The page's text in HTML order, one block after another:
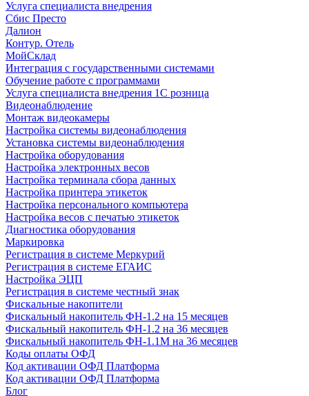
Услуга специалиста внедрения
Сбис Престо
Далион
Контур. Отель
МойСклад
Интеграция с государственными системами
Обучение работе с программами
Услуга специалиста внедрения 1С розница
Видеонаблюдение
Монтаж видеокамеры
Настройка системы видеонаблюдения
Установка системы видеонаблюдения
Настройка оборудования
Настройка электронных весов
Настройка терминала сбора данных
Настройка принтера этикеток
Настройка персонального компьютера
Настройка весов с печатью этикеток
Диагностика оборудования
Маркировка
Регистрация в системе Меркурий
Регистрация в системе ЕГАИС
Настройка ЭЦП
Регистрация в системе честный знак
Фискальные накопители
Фискальный накопитель ФН-1.2 на 15 месяцев
Фискальный накопитель ФН-1.2 на 36 месяцев
Фискальный накопитель ФН-1.1М на 36 месяцев
Коды оплаты ОФД
Код активации ОФД Платформа
Код активации ОФД Платформа
Блог